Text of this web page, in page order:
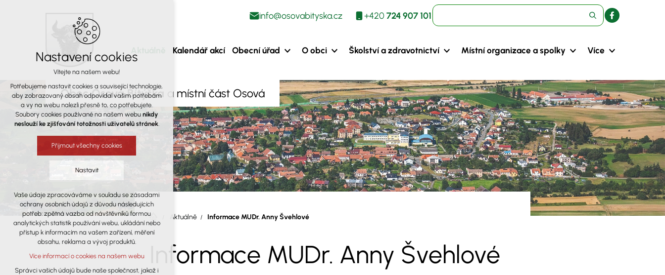
info@osovabityska.cz +420724 907 101
Kalendář akcí Obecní úřad O obci Školství a zdravotnictví Místní organizace a spolky Více
Obec Osová Bítýška a místní část Osová
Aktuálně Informace MUDr. Anny Švehlové
Informace MUDr. Anny Švehlové
Nastavení cookies
Vítejte na našem webu!
Potřebujeme nastavit cookies a související technologie,
aby zobrazovaný obsah odpovídal vašim potřebám
a vy na webu nalezli přesně to, co potřebujete.
Soubory cookies používané na našem webu nikdy
neslouží ke zjišťování totožnosti uživatelů stránek.
Přijmout všechny cookies
Nastavit
Technická cookies
nutná pro provozování webu
udržení kontextu stránek (session): případná
přihlášení, volby jazyka, apod.
analytická pro anonymizované
vyhodnocení návštěvnosti
Vaše údaje zpracováváme v souladu se zásadami
ochrany osobních údajů z důvodu následujících
potřeb: zpětná vazba od návštěvníků formou
analytických statistik používání webu, ukládání nebo
přístup k informacím na vašem zařízení, měření
obsahu, reklama a vývoj produktů.
Více informací o cookies na našem webu
Správci vašich údajů bude naše společnost, jakož i